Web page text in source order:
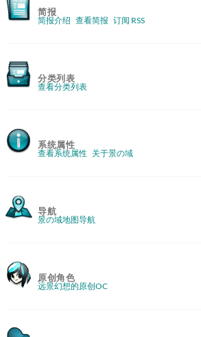
简报
简报介绍 查看简报 订阅 RSS
分类列表
查看分类列表
系统属性
查看系统属性 关于景の域
导航
景の域地图导航
原创角色
远景幻想的原创OC